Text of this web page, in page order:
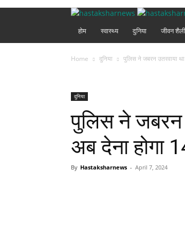
होम स्वास्थ्य दुनिया जीवन शैली
Home दुनिया पुलिस ने जबरन उतरवाया
दुनिया
पुलिस ने जबरन
अब देना होगा
By Hastaksharnews - April 7, 2024